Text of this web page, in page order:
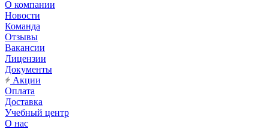
О компании
Новости
Команда
Отзывы
Вакансии
Лицензии
Документы
Акции
Оплата
Доставка
Учебный центр
О нас